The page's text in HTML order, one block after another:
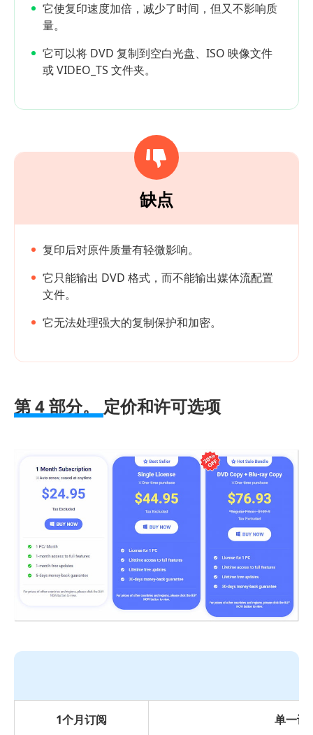
它使复印速度加倍，减少了时间，但又不影响质
量。
它可以将 DVD 复制到空白光盘、ISO 映像文件
或 VIDEO_TS 文件夹。
缺点
复印后对原件质量有轻微影响。
它只能输出 DVD 格式，而不能输出媒体流配置
文件。
它无法处理强大的复制保护和加密。
第 4 部分。 定价和许可选项
1个月订阅 单一许